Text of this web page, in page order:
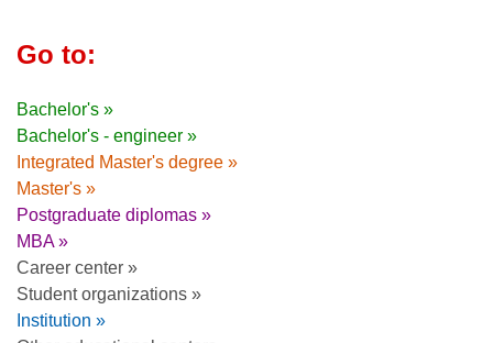
Go to:
Bachelor's »
Bachelor's - engineer »
Integrated Master's degree »
Master's »
Postgraduate diplomas »
MBA »
Career center »
Student organizations »
Institution »